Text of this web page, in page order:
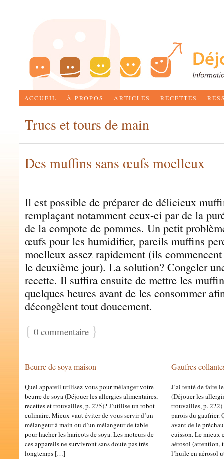
ACCUEIL À PROPOS ARTICLES RECETTES
Trucs et tours de main
Des muffins sans œufs moelleux
Il est possible de préparer de délicieux
remplaçant notamment ceux-ci par de la
de la compote de pommes. Un petit
œufs pour les humidifier, pareils muffins
moelleux assez rapidement (ils commencent
le deuxième jour). La solution? Congeler
recette. Il suffira ensuite de mettre les
quelques heures avant de les consommer
décongèlent tout doucement.
{ 0 commentaire }
Beurre de soya maison
Quel appareil utilisez-vous pour mélanger votre
beurre de soya (Déjouer les allergies alimentaires,
recettes et trouvailles, p. 275)? J’utilise un robot
culinaire. Mieux vaut éviter de vous servir d’un
mélangeur à main ou d’un mélangeur de table
pour hacher les haricots de soya. Les moteurs de
ces appareils ne survivront sans doute pas très
longtemps […]
Gaufres
J’ai tenté de faire
(Déjouer les
trouvailles, p.
parois du gaufrier.
avant de le
cuisson. Le mieux
aérosol (attention,
l’huile en aérosol